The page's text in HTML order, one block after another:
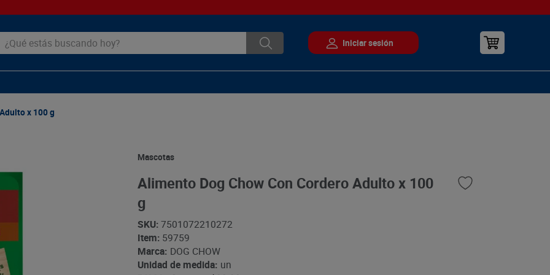
estás buscando hoy?
x 100 g
Mascotas
Alimento Dog Chow Con Cordero Adulto x 100
g
SKU: 7501072210272
Item: 59759
Marca: DOG CHOW
Unidad de medida: un